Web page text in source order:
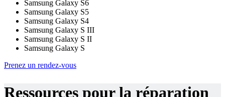
Samsung Galaxy S6
Samsung Galaxy S5
Samsung Galaxy S4
Samsung Galaxy S III
Samsung Galaxy S II
Samsung Galaxy S
Prenez un rendez-vous
Ressources pour la réparation